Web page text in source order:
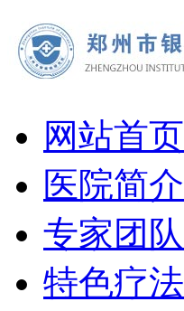
网站首页
医院简介
专家团队
特色疗法